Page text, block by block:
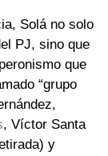
Solá no solo
PJ, sino que
que
“grupo
, Víctor Santa
y